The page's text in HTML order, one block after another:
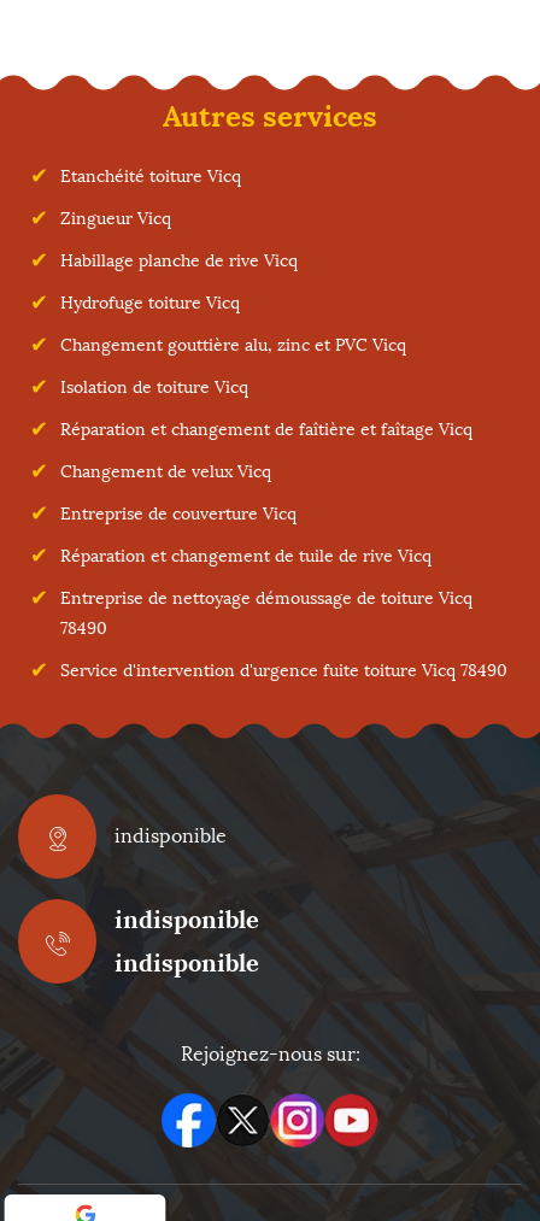
Autres services
Etanchéité toiture Vicq
Zingueur Vicq
Habillage planche de rive Vicq
Hydrofuge toiture Vicq
Changement gouttière alu, zinc et PVC Vicq
Isolation de toiture Vicq
Réparation et changement de faîtière et faîtage Vicq
Changement de velux Vicq
Entreprise de couverture Vicq
Réparation et changement de tuile de rive Vicq
Entreprise de nettoyage démoussage de toiture Vicq
78490
Service d'intervention d'urgence fuite toiture Vicq 78490
indisponible
indisponible
indisponible
Rejoignez-nous sur: